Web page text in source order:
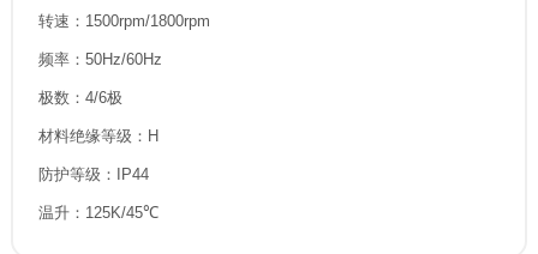
转速：1500rpm/1800rpm
频率：50Hz/60Hz
极数：4/6极
材料绝缘等级：H
防护等级：IP44
温升：125K/45℃